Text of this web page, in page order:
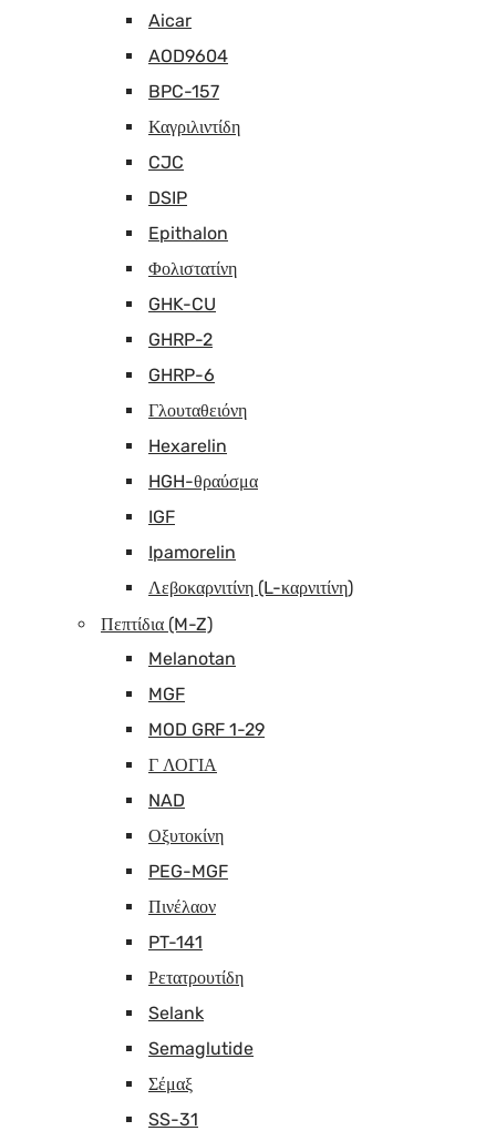
Aicar
AOD9604
BPC-157
Καγριλιντίδη
CJC
DSIP
Epithalon
Φολιστατίνη
GHK-CU
GHRP-2
GHRP-6
Γλουταθειόνη
Hexarelin
HGH-θραύσμα
IGF
Ipamorelin
Λεβοκαρνιτίνη (L-καρνιτίνη)
Πεπτίδια (M-Z)
Melanotan
MGF
MOD GRF 1-29
Γ ΛΟΓΙΑ
NAD
Οξυτοκίνη
PEG-MGF
Πινέλαον
PT-141
Ρετατρουτίδη
Selank
Semaglutide
Σέμαξ
SS-31